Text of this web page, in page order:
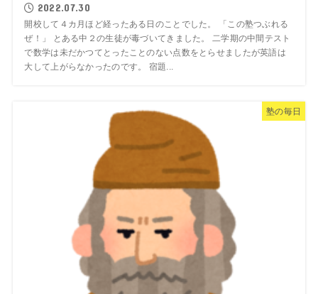
2022.07.30
開校して４カ月ほど経ったある日のことでした。 「この塾つぶれる
ぜ！」 とある中２の生徒が毒づいてきました。 二学期の中間テスト
で数学は未だかつてとったことのない点数をとらせましたが英語は
大して上がらなかったのです。 宿題...
塾の毎日